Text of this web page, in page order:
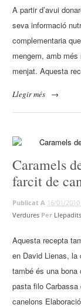
A partir d’avui
seva informació
complementaria
mengem, amb
menjat. Aquesta
Llegir més →
Caramels
farcit de
Publicat A 16/01/2010 |
Verdures Per Llepadits
Aquesta recepta
en David Lienas, la
també és una
pasta filo
canelons